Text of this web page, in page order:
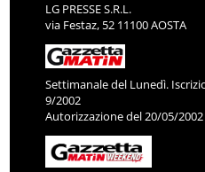
LG PRESSE S.R.L.
via Festaz, 52 11100 AOSTA
Settimanale del Lunedì.
9/2002
Autorizzazione del 20/05/2002